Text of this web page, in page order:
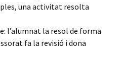
una activitat resolta
l’alumnat la resol de forma
fa la revisió i dona